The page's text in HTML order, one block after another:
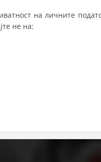
на личните
не на: